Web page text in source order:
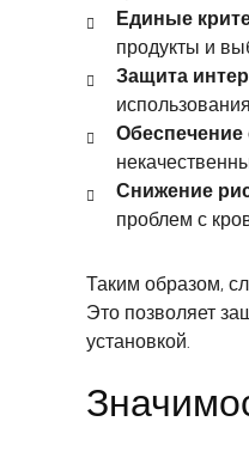
Единые
продукты и
Защита
Обеспечение
Снижение
проблем с
Таким образом,
Это позволяет
установкой.